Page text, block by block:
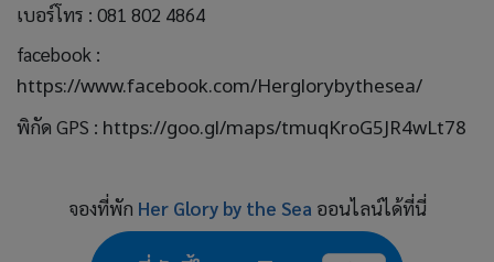
เบอร์โทร : 081 802 4864
facebook :
https://www.facebook.com/Herglorybythesea/
พิกัด GPS : https://goo.gl/maps/tmuqKroG5JR4wLt78
จองที่พัก Her Glory by the Sea ออนไลน์ได้ที่นี่